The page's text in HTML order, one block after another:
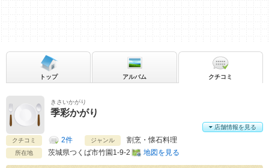
きさいかがり
季彩かがり
クチコミ 2件 ジャンル 割烹・懐石料理
所在地 茨城県つくば市竹園1-9-2 地図を見る
店舗情報を見る
トップ アルバム クチコミ